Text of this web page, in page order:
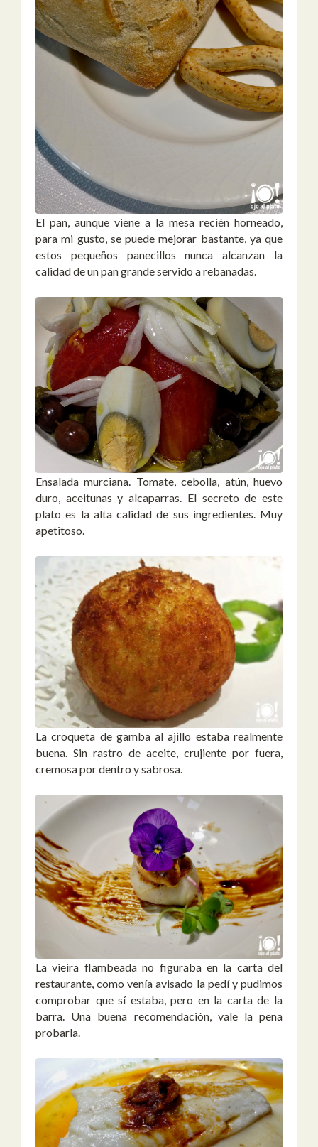
El pan, aunque viene a la mesa recién horneado,
para mi gusto, se puede mejorar bastante, ya que
estos pequeños panecillos nunca alcanzan la
calidad de un pan grande servido a rebanadas.
Ensalada murciana. Tomate, cebolla, atún, huevo
duro, aceitunas y alcaparras. El secreto de este
plato es la alta calidad de sus ingredientes. Muy
apetitoso.
La croqueta de gamba al ajillo estaba realmente
buena. Sin rastro de aceite, crujiente por fuera,
cremosa por dentro y sabrosa.
La vieira flambeada no figuraba en la carta del
restaurante, como venía avisado la pedí y pudimos
comprobar que sí estaba, pero en la carta de la
barra. Una buena recomendación, vale la pena
probarla.